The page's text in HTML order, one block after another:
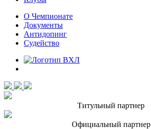
О Чемпионате
Документы
Антидопинг
Судейство
Титульный партнер
Официальный партнер